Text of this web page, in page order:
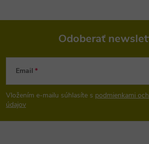
Z
á
p
Odoberať
Email
Vložením e-mailu súhlasíte s podmienkami
údajov